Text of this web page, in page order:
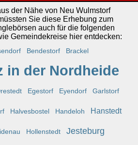
der Nähe von Neu Wulmstorf
Sie diese Erhebung zum
auch für die folgenden
Gemeindekreise hier entdecken:
Bendestorf Brackel
in der Nordheide
Egestorf Eyendorf Garlstorf
Halvesbostel Handeloh Hanstedt
Hollenstedt Jesteburg